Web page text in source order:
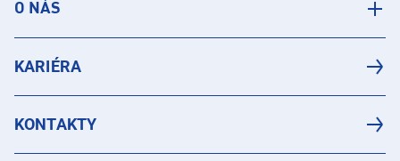
O NÁS
KARIÉRA
KONTAKTY